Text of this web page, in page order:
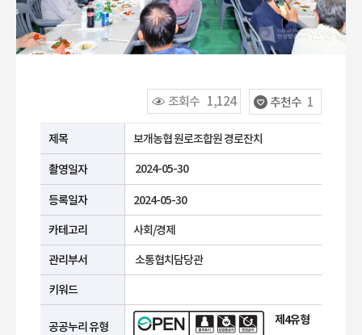
조회수 1,124 추천수 1
제목 보개농협 원로조합원 경로잔치
촬영일자 2024-05-30
등록일자 2024-05-30
카테고리 사회/경제
관리부서 소통협치담당관
키워드
공공누리 유형 제4유형